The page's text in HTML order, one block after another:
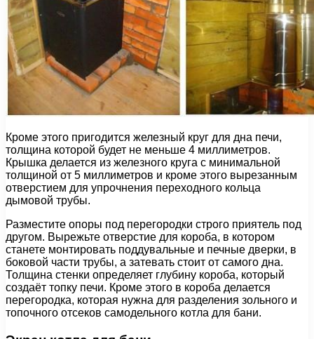
Кроме этого пригодится железный круг для дна печи,
толщина которой будет не меньше 4 миллиметров.
Крышка делается из железного круга с минимальной
толщиной от 5 миллиметров и кроме этого вырезанным
отверстием для упрочнения переходного кольца
дымовой трубы.
Разместите опоры под перегородки строго приятель под
другом. Вырежьте отверстие для короба, в котором
станете монтировать поддувальные и печные дверки, в
боковой части трубы, а затевать стоит от самого дна.
Толщина стенки определяет глубину короба, который
создаёт топку печи. Кроме этого в короба делается
перегородка, которая нужна для разделения зольного и
топочного отсеков самодельного котла для бани.